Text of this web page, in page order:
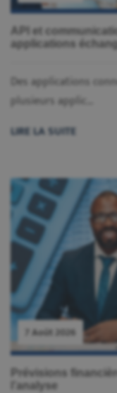
API et
applications
Des applications
plusieurs applic...
LIRE LA SUITE
7 Août 2026
Prévisions
l’analyse